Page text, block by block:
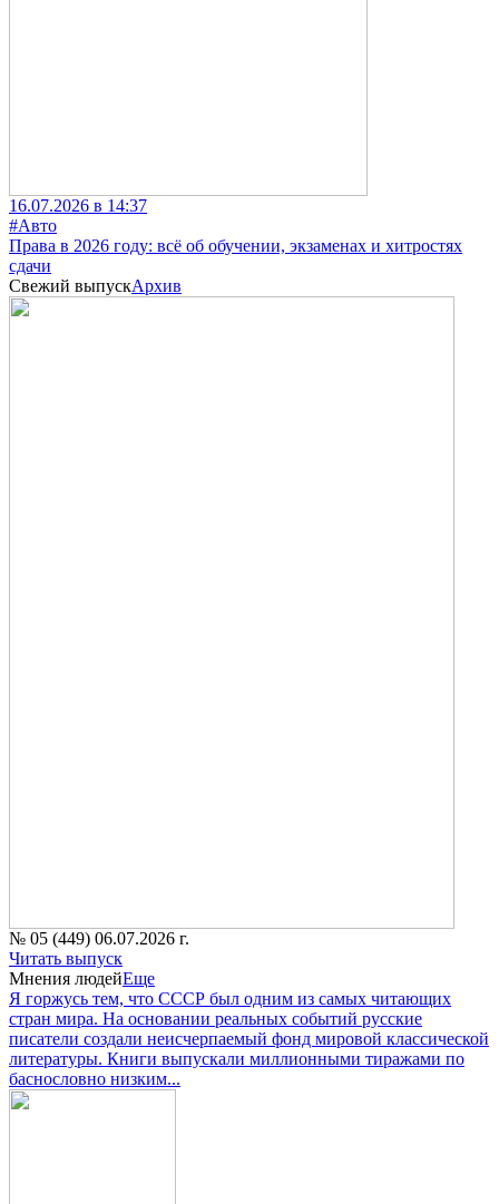
16.07.2026 в 14:37
#Авто
Права в 2026 году: всё об обучении, экзаменах и хитростях
сдачи
Свежий выпускАрхив
№ 05 (449) 06.07.2026 г.
Читать выпуск
Мнения людейЕще
Я горжусь тем, что СССР был одним из самых читающих
стран мира. На основании реальных событий русские
писатели создали неисчерпаемый фонд мировой классической
литературы. Книги выпускали миллионными тиражами по
баснословно низким...